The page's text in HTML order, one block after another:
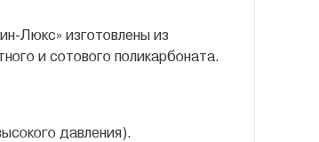
Люкс» изготовлены из
и сотового поликарбоната.
давления).